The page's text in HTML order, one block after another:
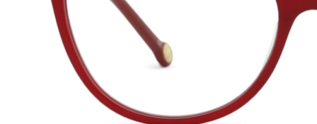
Brillenbreite
41 mm
Glashöhe Glasbreite
Glasbreite